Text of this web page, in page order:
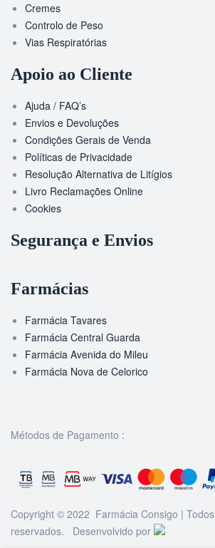
Cremes
Controlo de Peso
Vias Respiratórias
Apoio ao Cliente
Ajuda / FAQ’s
Envios e Devoluções
Condições Gerais de Venda
Políticas de Privacidade
Resolução Alternativa de Litígios
Livro Reclamações Online
Cookies
Segurança e Envios
Farmácias
Farmácia Tavares
Farmácia Central Guarda
Farmácia Avenida do Mileu
Farmácia Nova de Celorico
Métodos de Pagamento :
Copyright © 2022 Farmácia Consigo |
reservados. Desenvolvido por